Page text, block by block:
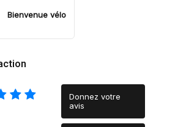
Bienvenue vélo
Donnez votre
avis